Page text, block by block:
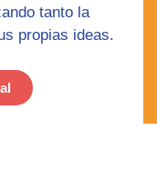
tanto la
propias ideas.